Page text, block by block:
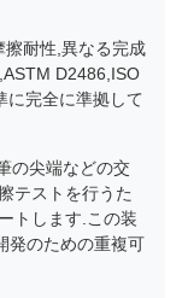
耐性,異なる完成
D2486,ISO
に完全に準拠して
の尖端などの交
テストを行うた
トします.この装
発のための重複可